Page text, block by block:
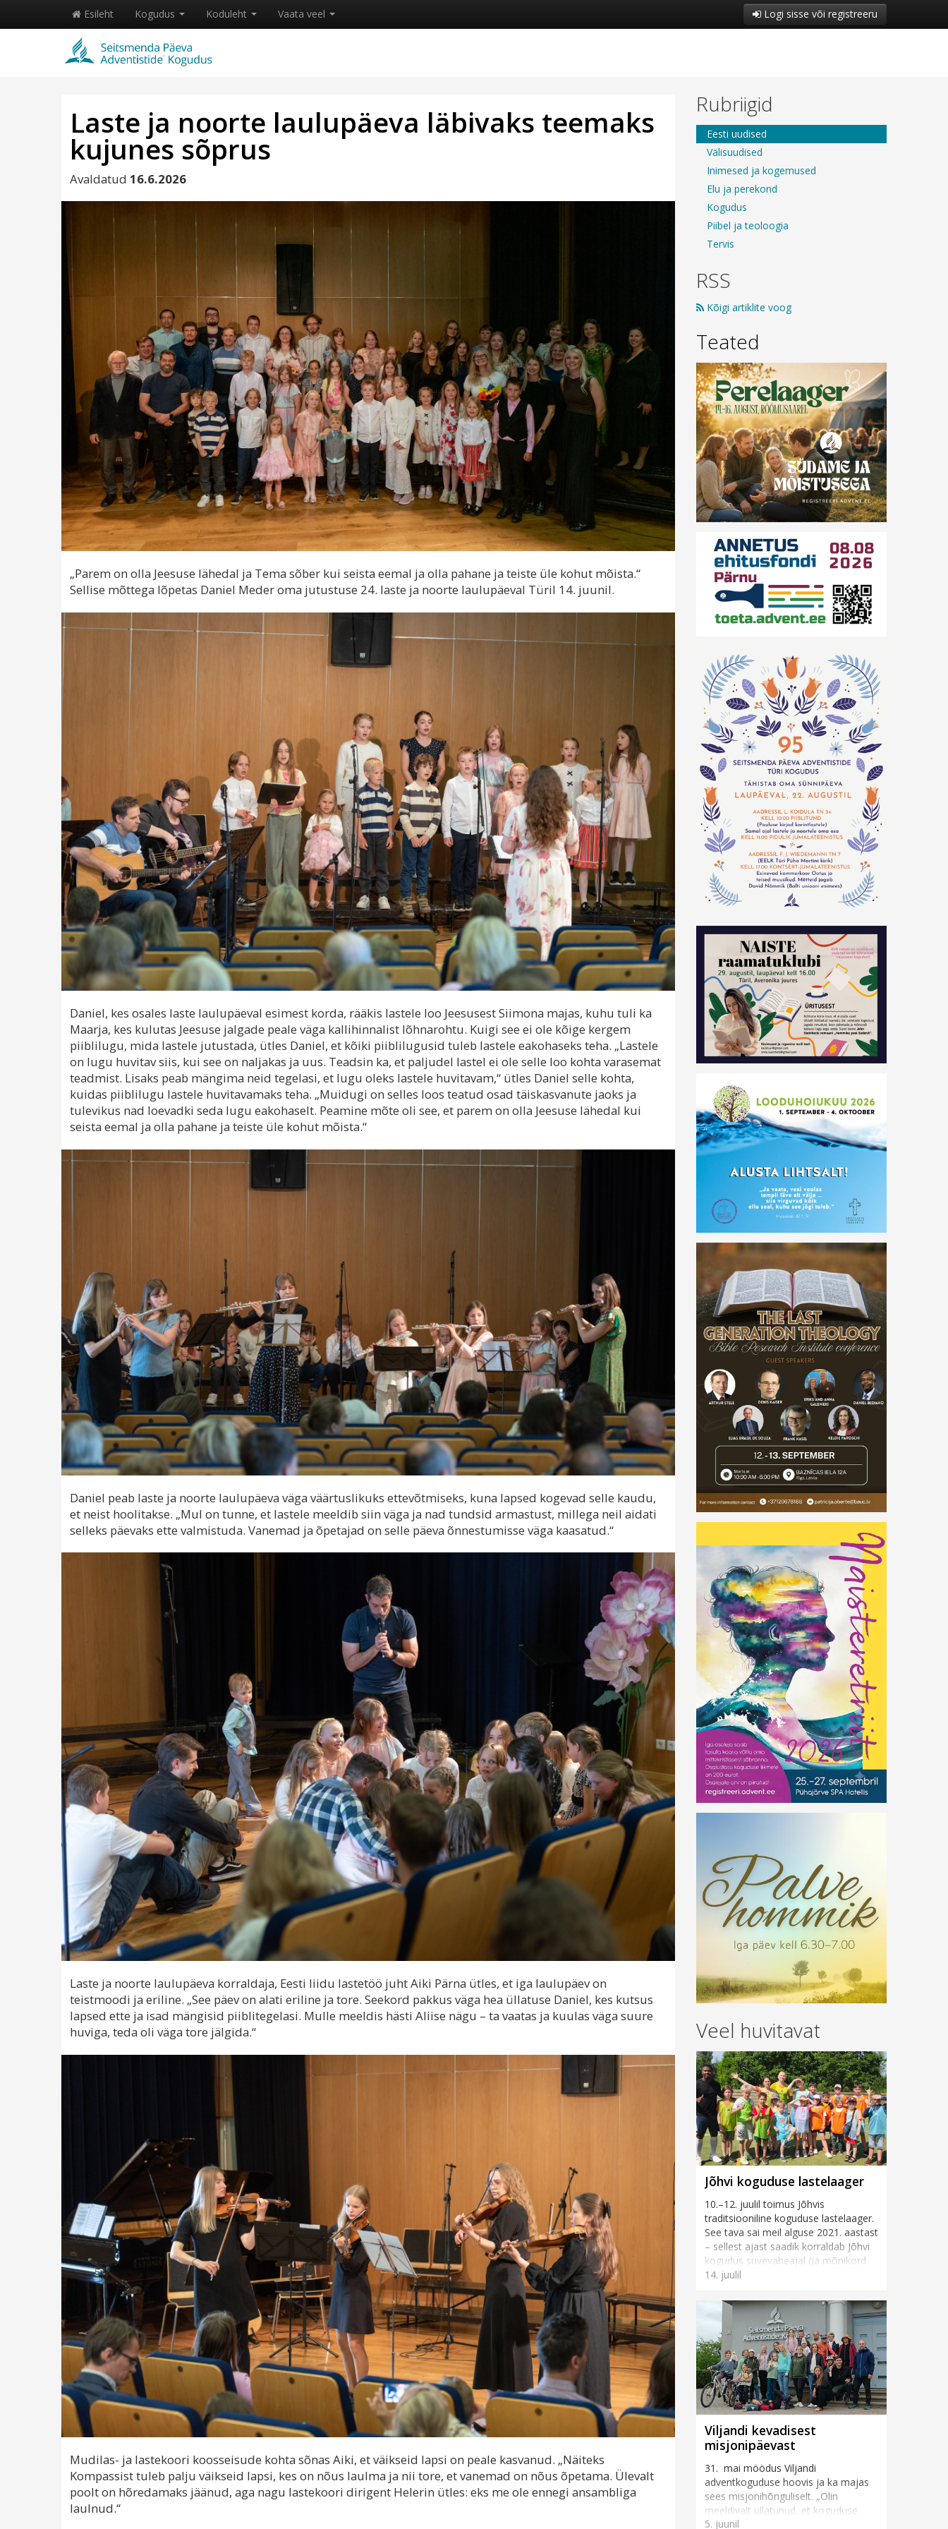
Esileht Kogudus Koduleht Vaata veel Logi sisse või registreeru
Laste ja noorte laulupäeva läbivaks teemaks
kujunes sõprus
Avaldatud 16.6.2026
„Parem on olla Jeesuse lähedal ja Tema sõber kui seista eemal ja olla pahane ja teiste üle kohut mõista.“
Sellise mõttega lõpetas Daniel Meder oma jutustuse 24. laste ja noorte laulupäeval Türil 14. juunil.
Daniel, kes osales laste laulupäeval esimest korda, rääkis lastele loo Jeesusest Siimona majas, kuhu tuli ka
Maarja, kes kulutas Jeesuse jalgade peale väga kallihinnalist lõhnarohtu. Kuigi see ei ole kõige kergem
piiblilugu, mida lastele jutustada, ütles Daniel, et kõiki piiblilugusid tuleb lastele eakohaseks teha. „Lastele
on lugu huvitav siis, kui see on naljakas ja uus. Teadsin ka, et paljudel lastel ei ole selle loo kohta varasemat
teadmist. Lisaks peab mängima neid tegelasi, et lugu oleks lastele huvitavam,“ ütles Daniel selle kohta,
kuidas piiblilugu lastele huvitavamaks teha. „Muidugi on selles loos teatud osad täiskasvanute jaoks ja
tulevikus nad loevadki seda lugu eakohaselt. Peamine mõte oli see, et parem on olla Jeesuse lähedal kui
seista eemal ja olla pahane ja teiste üle kohut mõista.“
Daniel peab laste ja noorte laulupäeva väga väärtuslikuks ettevõtmiseks, kuna lapsed kogevad selle kaudu,
et neist hoolitakse. „Mul on tunne, et lastele meeldib siin väga ja nad tundsid armastust, millega neil aidati
selleks päevaks ette valmistuda. Vanemad ja õpetajad on selle päeva õnnestumisse väga kaasatud.“
Laste ja noorte laulupäeva korraldaja, Eesti liidu lastetöö juht Aiki Pärna ütles, et iga laulupäev on
teistmoodi ja eriline. „See päev on alati eriline ja tore. Seekord pakkus väga hea üllatuse Daniel, kes kutsus
lapsed ette ja isad mängisid piiblitegelasi. Mulle meeldis hästi Aliise nägu – ta vaatas ja kuulas väga suure
huviga, teda oli väga tore jälgida.“
Mudilas- ja lastekoori koosseisude kohta sõnas Aiki, et väikseid lapsi on peale kasvanud. „Näiteks
Kompassist tuleb palju väikseid lapsi, kes on nõus laulma ja nii tore, et vanemad on nõus õpetama. Ülevalt
poolt on hõredamaks jäänud, aga nagu lastekoori dirigent Helerin ütles: eks me ole ennegi ansambliga
laulnud.“
Rubriigid
Eesti uudised
Välisuudised
Inimesed ja kogemused
Elu ja perekond
Kogudus
Piibel ja teoloogia
Tervis
RSS
Kõigi artiklite voog
Teated
Veel huvitavat
Jõhvi koguduse lastelaager
10.–12. juulil toimus Jõhvis
traditsiooniline koguduse lastelaager.
See tava sai meil alguse 2021. aastast
– sellest ajast saadik korraldab Jõhvi
kogudus suvevaheajal (ja mõnikord
ka muul vahea...
14. juulil
Viljandi kevadisest
misjonipäevast
31. mai möödus Viljandi
adventkoguduse hoovis ja ka majas
sees misjonihõnguliselt. „Olin
meeldivalt üllatunud, et koguduse
rahvas ja ka inimesed tänavalt tõid
5. juunil